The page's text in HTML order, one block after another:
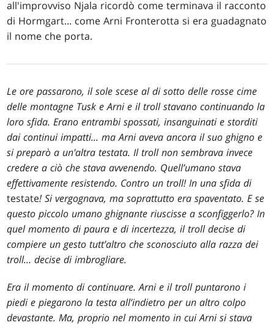
all'improvviso Njala ricordò come terminava il racconto
di Hormgart... come Arni Fronterotta si era guadagnato
il nome che porta.
Le ore passarono, il sole scese al di sotto delle rosse cime
delle montagne Tusk e Arni e il troll stavano continuando la
loro sfida. Erano entrambi spossati, insanguinati e storditi
dai continui impatti... ma Arni aveva ancora il suo ghigno e
si preparò a un'altra testata. Il troll non sembrava invece
credere a ciò che stava avvenendo. Quell’umano stava
effettivamente resistendo. Contro un troll! In una sfida di
testate! Si vergognava, ma soprattutto era spaventato. E se
questo piccolo umano ghignante riuscisse a sconfiggerlo? In
quel momento di paura e di incertezza, il troll decise di
compiere un gesto tutt’altro che sconosciuto alla razza dei
troll... decise di imbrogliare.
Era il momento di continuare. Arni e il troll puntarono i
piedi e piegarono la testa all’indietro per un altro colpo
devastante. Ma, proprio nel momento in cui Arni si stava